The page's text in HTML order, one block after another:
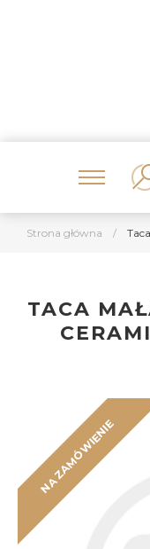
Strona główna /
TACA
NA ZAMÓWIENIE